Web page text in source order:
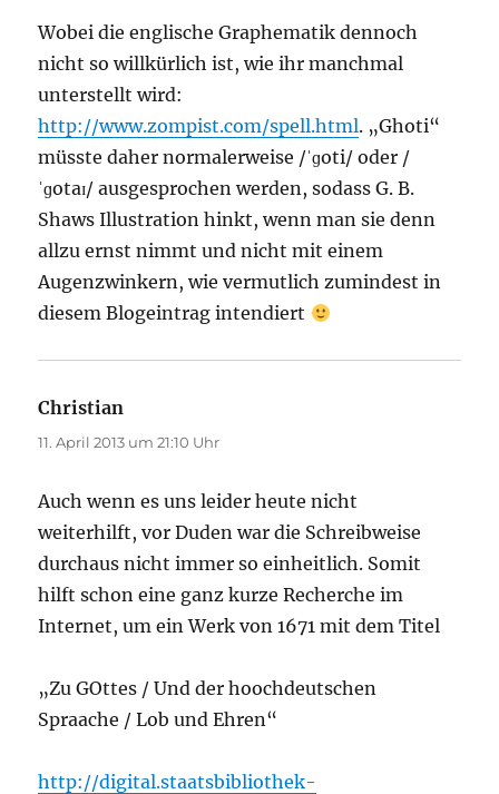
Wobei die englische Graphematik dennoch
nicht so willkürlich ist, wie ihr manchmal
unterstellt wird:
http://www.zompist.com/spell.html. „Ghoti“
müsste daher normalerweise /ˈɡoti/ oder /
ˈɡotaɪ/ ausgesprochen werden, sodass G. B.
Shaws Illustration hinkt, wenn man sie denn
allzu ernst nimmt und nicht mit einem
Augenzwinkern, wie vermutlich zumindest in
diesem Blogeintrag intendiert
Christian
11. April 2013 um 21:10 Uhr
Auch wenn es uns leider heute nicht
weiterhilft, vor Duden war die Schreibweise
durchaus nicht immer so einheitlich. Somit
hilft schon eine ganz kurze Recherche im
Internet, um ein Werk von 1671 mit dem Titel
„Zu GOttes / Und der hoochdeutschen
Spraache / Lob und Ehren“
http://digital.staatsbibliothek-